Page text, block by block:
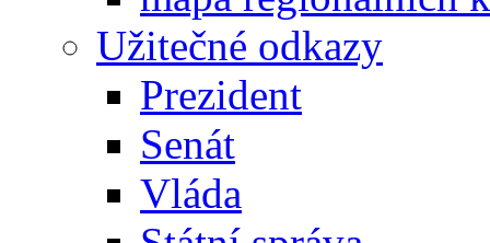
Užitečné odkazy
Prezident
Senát
Vláda